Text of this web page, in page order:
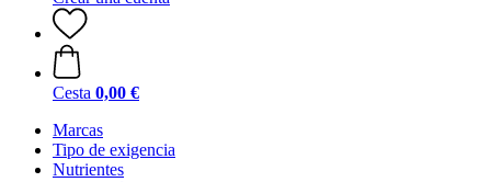
Cesta 0,00 €
Marcas
Tipo de exigencia
Nutrientes